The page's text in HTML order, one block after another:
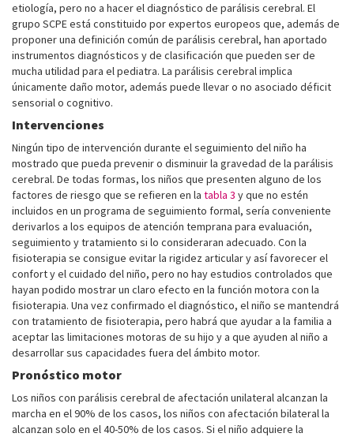
etiología, pero no a hacer el diagnóstico de parálisis cerebral. El
grupo SCPE está constituido por expertos europeos que, además de
proponer una definición común de parálisis cerebral, han aportado
instrumentos diagnósticos y de clasificación que pueden ser de
mucha utilidad para el pediatra. La parálisis cerebral implica
únicamente daño motor, además puede llevar o no asociado déficit
sensorial o cognitivo.
Intervenciones
Ningún tipo de intervención durante el seguimiento del niño ha
mostrado que pueda prevenir o disminuir la gravedad de la parálisis
cerebral. De todas formas, los niños que presenten alguno de los
factores de riesgo que se refieren en la tabla 3 y que no estén
incluidos en un programa de seguimiento formal, sería conveniente
derivarlos a los equipos de atención temprana para evaluación,
seguimiento y tratamiento si lo consideraran adecuado. Con la
fisioterapia se consigue evitar la rigidez articular y así favorecer el
confort y el cuidado del niño, pero no hay estudios controlados que
hayan podido mostrar un claro efecto en la función motora con la
fisioterapia. Una vez confirmado el diagnóstico, el niño se mantendrá
con tratamiento de fisioterapia, pero habrá que ayudar a la familia a
aceptar las limitaciones motoras de su hijo y a que ayuden al niño a
desarrollar sus capacidades fuera del ámbito motor.
Pronóstico motor
Los niños con parálisis cerebral de afectación unilateral alcanzan la
marcha en el 90% de los casos, los niños con afectación bilateral la
alcanzan solo en el 40-50% de los casos. Si el niño adquiere la